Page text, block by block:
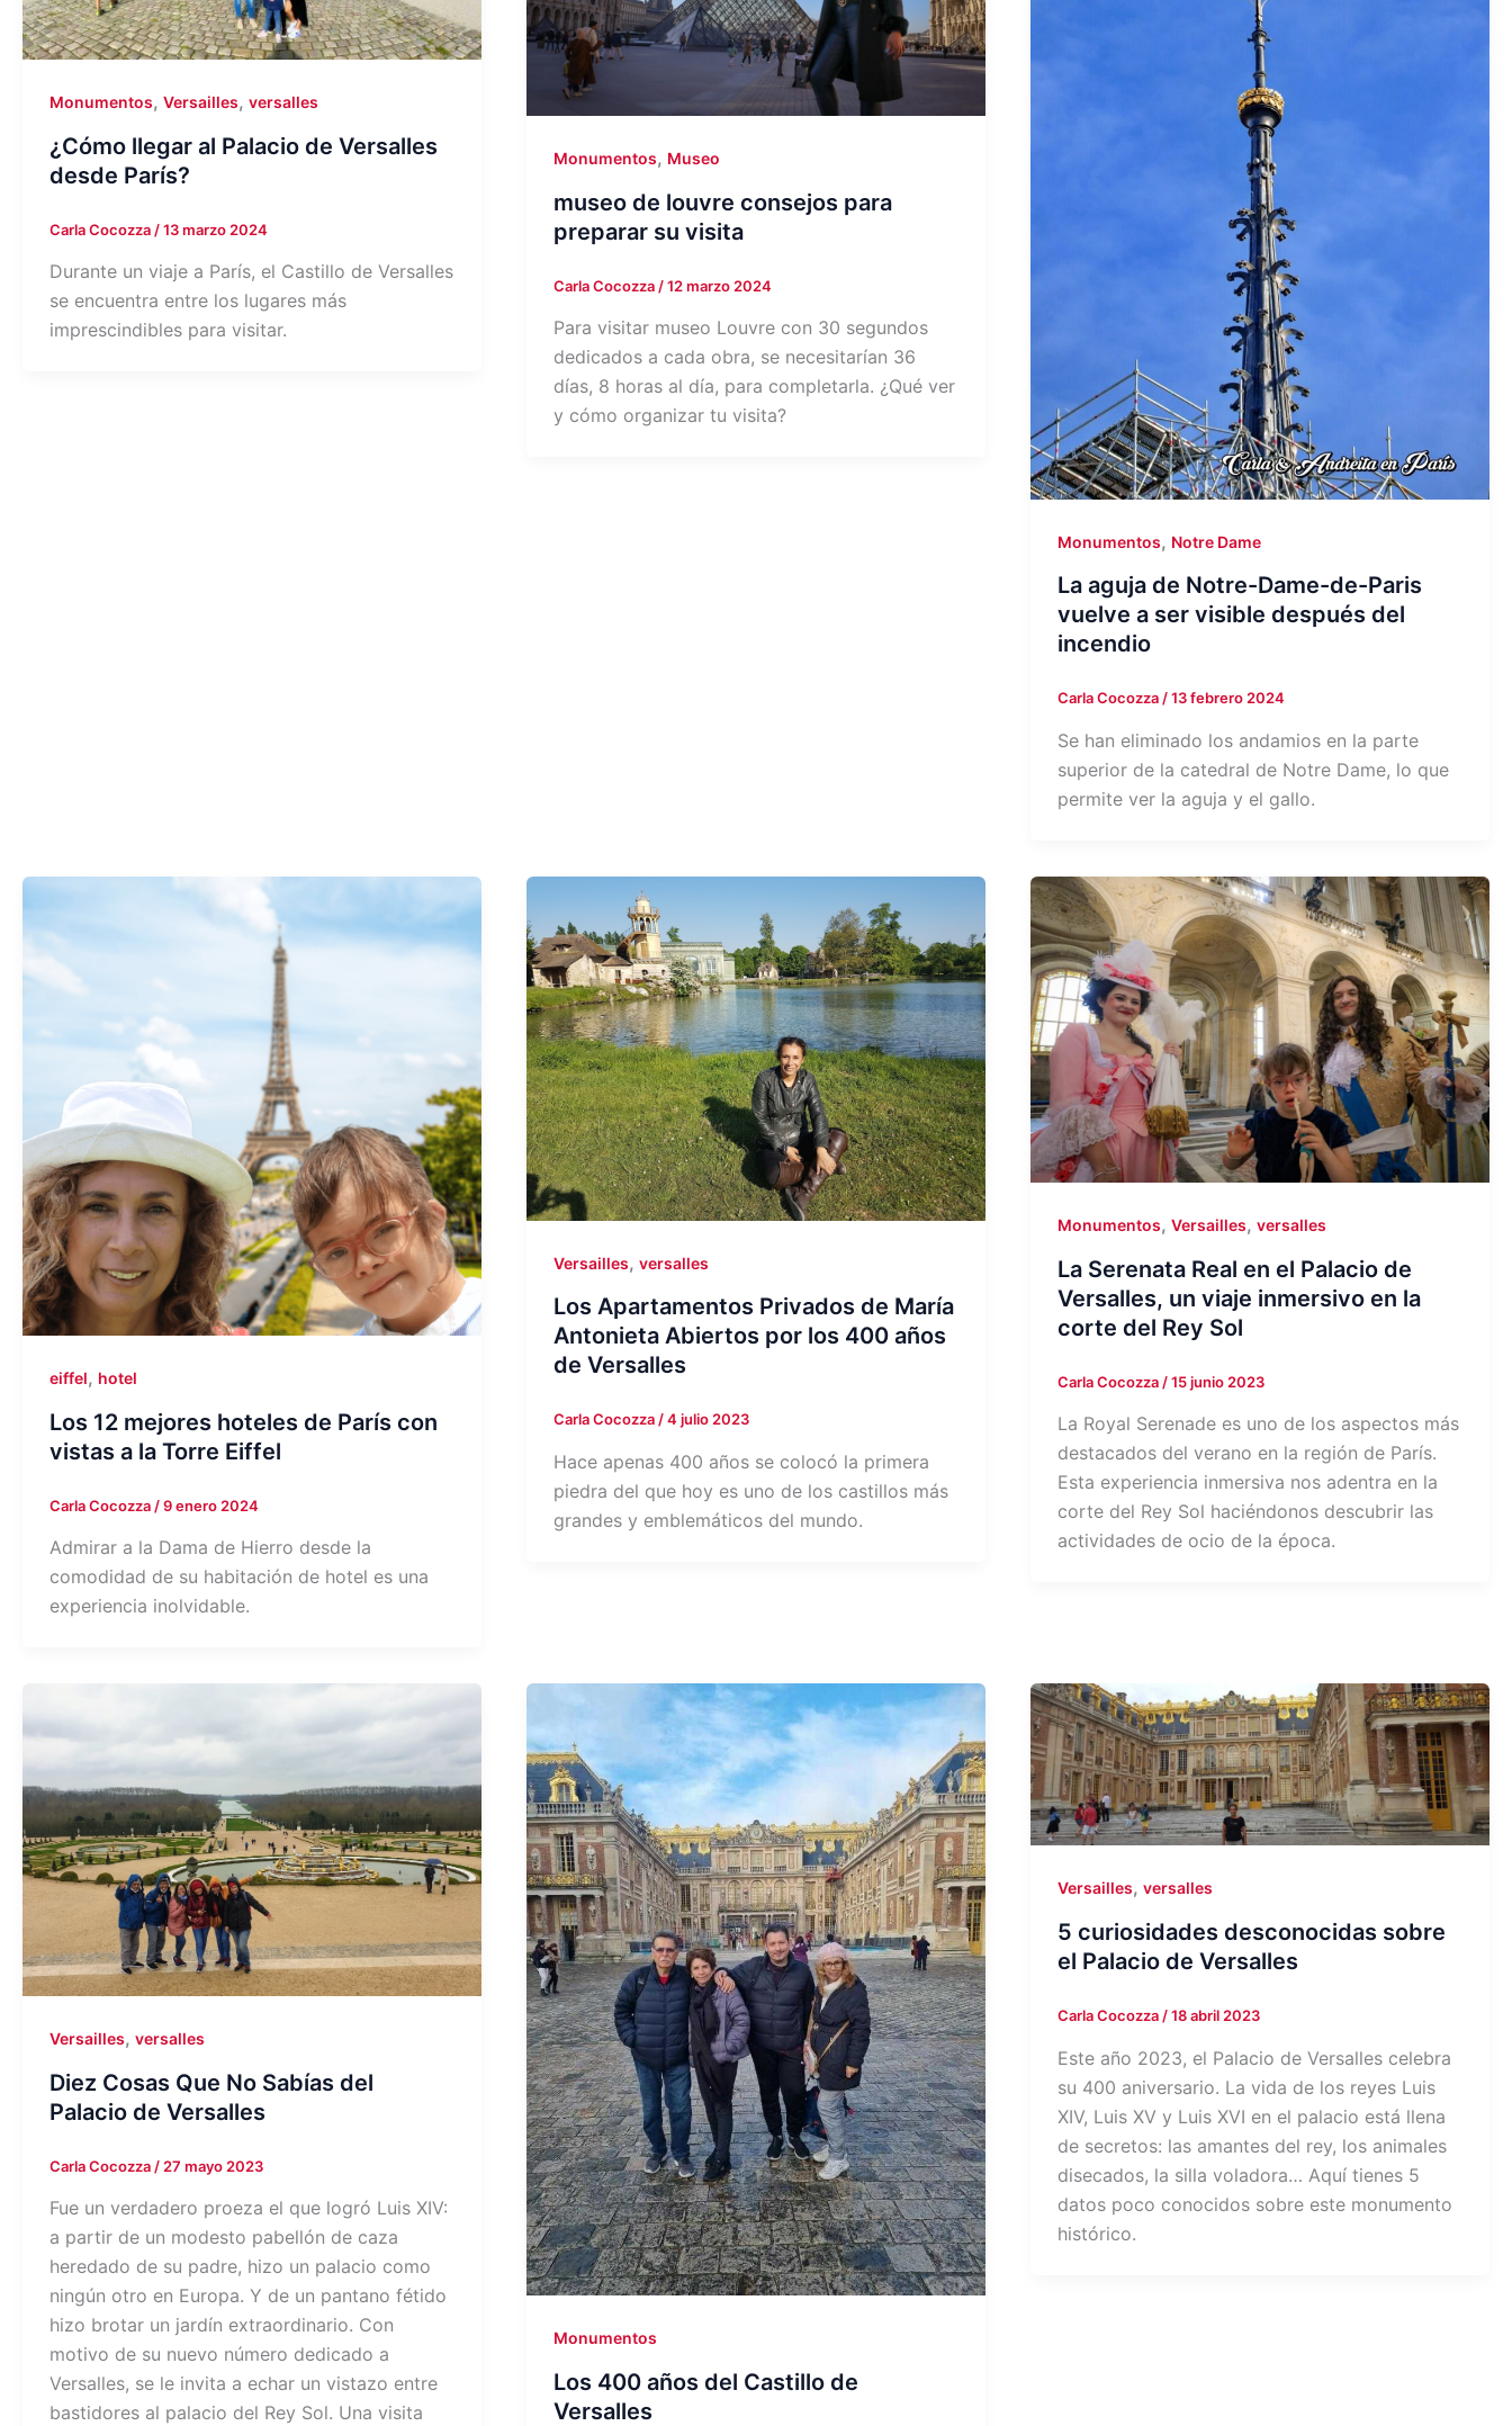
Monumentos, Versailles, versalles
¿Cómo llegar al Palacio de Versalles
desde París?
Carla Cocozza /13 marzo 2024
Durante un viaje a París, el Castillo de Versalles
se encuentra entre los lugares más
imprescindibles para visitar.
Monumentos, Museo
museo de louvre consejos para
preparar su visita
Carla Cocozza /12 marzo 2024
Para visitar museo Louvre con 30 segundos
dedicados a cada obra, se necesitarían 36
días, 8 horas al día, para completarla. ¿Qué ver
y cómo organizar tu visita?
Monumentos, Notre Dame
La aguja de Notre-Dame-de-Paris
vuelve a ser visible después del
incendio
Carla Cocozza/13 febrero 2024
Se han eliminado los andamios en la parte
superior de la catedral de Notre Dame, lo que
permite ver la aguja y el gallo.
eiffel, hotel
Los 12 mejores hoteles de París con
vistas a la Torre Eiffel
Carla Cocozza /9 enero 2024
Admirar a la Dama de Hierro desde la
comodidad de su habitación de hotel es una
experiencia inolvidable.
Versailles, versalles
Los Apartamentos Privados de María
Antonieta Abiertos por los 400 años
de Versalles
Carla Cocozza/4 julio 2023
Hace apenas 400 años se colocó la primera
piedra del que hoy es uno de los castillos más
grandes y emblemáticos del mundo.
Monumentos, Versailles, versalles
La Serenata Real en el Palacio de
Versalles, un viaje inmersivo en la
corte del Rey Sol
Carla Cocozza /15 junio 2023
La Royal Serenade es uno de los aspectos más
destacados del verano en la región de París.
Esta experiencia inmersiva nos adentra en la
corte del Rey Sol haciéndonos descubrir las
actividades de ocio de la época.
Versailles, versalles
Diez Cosas Que No Sabías del
Palacio de Versalles
Carla Cocozza / 27 mayo 2023
Fue un verdadero proeza el que logró Luis XIV:
a partir de un modesto pabellón de caza
heredado de su padre, hizo un palacio como
ningún otro en Europa. Y de un pantano fétido
hizo brotar un jardín extraordinario. Con
motivo de su nuevo número dedicado a
Versalles, se le invita a echar un vistazo entre
bastidores al palacio del Rey Sol. Una visita
Monumentos
Los 400 años del Castillo de
Versalles
Versailles, versalles
5 curiosidades desconocidas sobre
el Palacio de Versalles
Carla Cocozza/18 abril 2023
Este año 2023, el Palacio de Versalles celebra
su 400 aniversario. La vida de los reyes Luis
XIV, Luis XV y Luis XVI en el palacio está llena
de secretos: las amantes del rey, los animales
disecados, la silla voladora… Aquí tienes 5
datos poco conocidos sobre este monumento
histórico.